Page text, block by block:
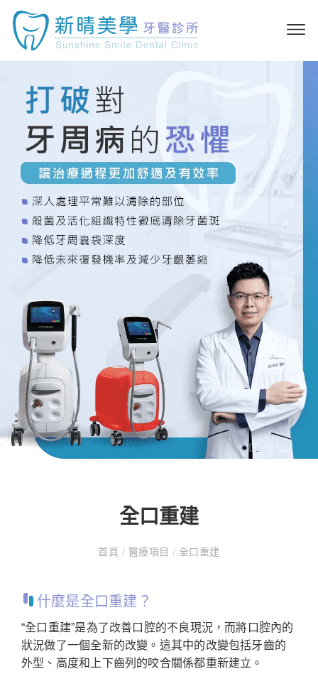
全口重建
首頁 / 醫療項目 / 全口重建
什麼是全口重建？
“全口重建”是為了改善口腔的不良現況，而將口腔內的
狀況做了一個全新的改變。這其中的改變包括牙齒的
外型、高度和上下齒列的咬合關係都重新建立。